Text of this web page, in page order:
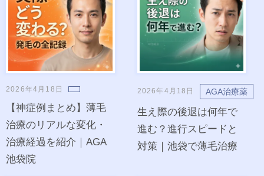
2026年4月18日
【神症例まとめ】薄毛
治療のリアルな変化・
治療経過を紹介｜AGA
池袋院
2026年4月18日 AGA治療薬
生え際の後退は何年で
進む？進行スピードと
対策｜池袋で薄毛治療